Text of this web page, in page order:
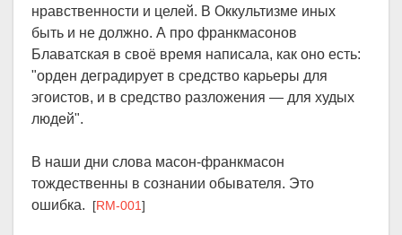
нравственности и целей. В Оккультизме иных
быть и не должно. А про франкмасонов
Блаватская в своё время написала, как оно есть:
"орден деградирует в средство карьеры для
эгоистов, и в средство разложения — для худых
людей".
В наши дни слова масон-франкмасон
тождественны в сознании обывателя. Это
ошибка. [RM-001]